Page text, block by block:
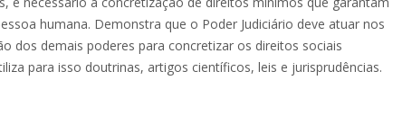
humana. Demonstra que o Poder Judiciário deve atuar nos
dos demais poderes para concretizar os direitos sociais
para isso doutrinas, artigos científicos, leis e jurisprudências.